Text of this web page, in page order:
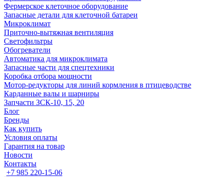
Фермерское клеточное оборудование
Запасные детали для клеточной батареи
Микроклимат
Приточно-вытяжная вентиляция
Светофильтры
Обогреватели
Автоматика для микроклимата
Запасные части для спецтехники
Коробка отбора мощности
Мотор-редукторы для линий кормления в птицеводстве
Карданные валы и шарниры
Запчасти ЗСК-10, 15, 20
Блог
Бренды
Как купить
Условия оплаты
Гарантия на товар
Новости
Контакты
+7 985 220-15-06